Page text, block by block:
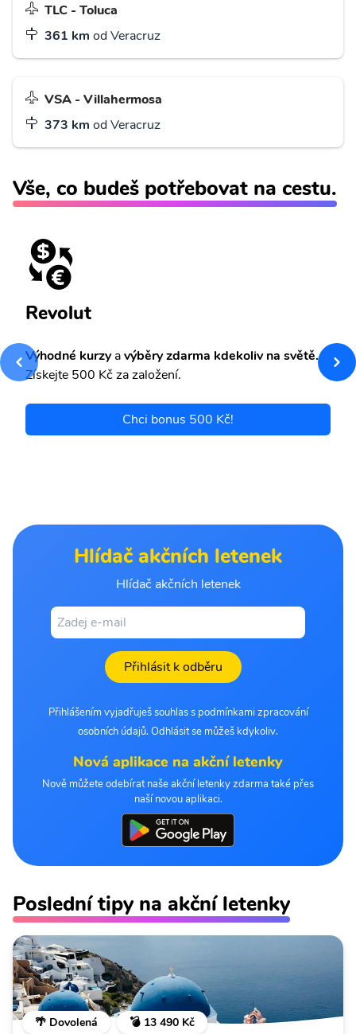
TLC - Toluca
361 km od Veracruz
VSA - Villahermosa
373 km od Veracruz
Vše, co budeš potřebovat na cestu.
Revolut
Výhodné kurzyavýběry zdarma kdekoliv na světě.
Získejte 500 Kč za založení.
Chci bonus 500 Kč!
Hlídač akčních letenek
Hlídač akčních letenek
Přihlásit k odběru
Přihlášením vyjadřuješ souhlas s podmínkami zpracování
osobních údajů. Odhlásit se můžeš kdykoliv.
Nová aplikace na akční letenky
Nově můžete odebírat naše akční letenky zdarma také přes
naší novou aplikaci.
Poslední tipy na akční letenky
🌴 Dovolená 💣 13 490 Kč